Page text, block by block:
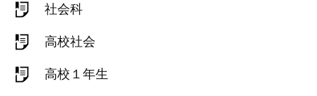
社会科
高校社会
高校１年生